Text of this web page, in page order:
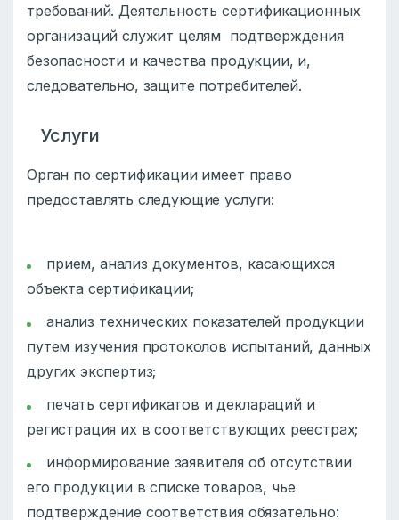
требований. Деятельность сертификационных
организаций служит целям подтверждения
безопасности и качества продукции, и,
следовательно, защите потребителей.
Услуги
Орган по сертификации имеет право
предоставлять следующие услуги:
прием, анализ документов, касающихся
объекта сертификации;
анализ технических показателей продукции
путем изучения протоколов испытаний, данных
других экспертиз;
печать сертификатов и деклараций и
регистрация их в соответствующих реестрах;
информирование заявителя об отсутствии
его продукции в списке товаров, чье
подтверждение соответствия обязательно: